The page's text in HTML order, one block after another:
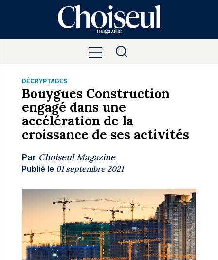
DÉCRYPTAGES
Bouygues Construction
engagé dans une
accélération de la
croissance de ses activités
Par Choiseul Magazine
Publié le 01 septembre 2021